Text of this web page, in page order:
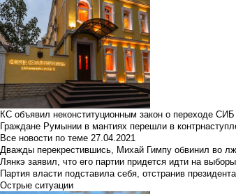
КС объявил неконституционным закон о переходе
Граждане Румынии в мантиях перешли в
Все новости по теме 27.04.2021
Дважды перекрестившись, Михай Гимпу обвинил во
Лянкэ заявил, что его партии придется идти на
Партия власти подставила себя, отстранив
Острые ситуации